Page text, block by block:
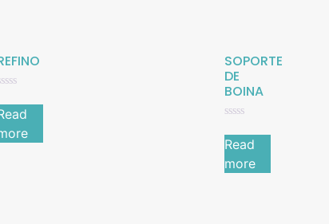
SOPORTE
DE
BOINA
0
out
5
Read
more